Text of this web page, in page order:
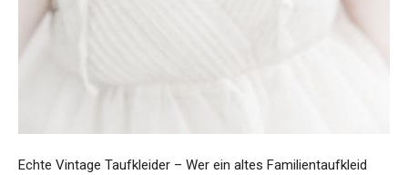
Echte Vintage Taufkleider – Wer ein altes Familientaufkleid